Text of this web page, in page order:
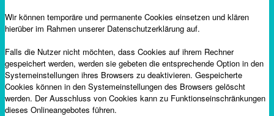
Wir können temporäre und permanente Cookies einsetzen und klären
hierüber im Rahmen unserer Datenschutzerklärung auf.
Falls die Nutzer nicht möchten, dass Cookies auf ihrem Rechner
gespeichert werden, werden sie gebeten die entsprechende Option in den
Systemeinstellungen ihres Browsers zu deaktivieren. Gespeicherte
Cookies können in den Systemeinstellungen des Browsers gelöscht
werden. Der Ausschluss von Cookies kann zu Funktionseinschränkungen
dieses Onlineangebotes führen.